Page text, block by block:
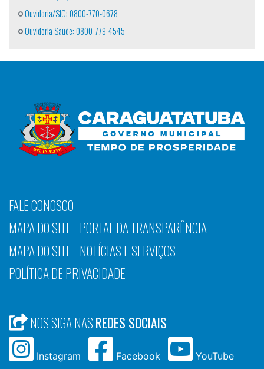
Ouvidoria/SIC: 0800-770-0678
Ouvidoria Saúde: 0800-779-4545
FALE CONOSCO
MAPA DO SITE - PORTAL DA TRANSPARÊNCIA
MAPA DO SITE - NOTÍCIAS E SERVIÇOS
POLÍTICA DE PRIVACIDADE
NOS SIGA NASREDES SOCIAIS
Instagram Facebook YouTube